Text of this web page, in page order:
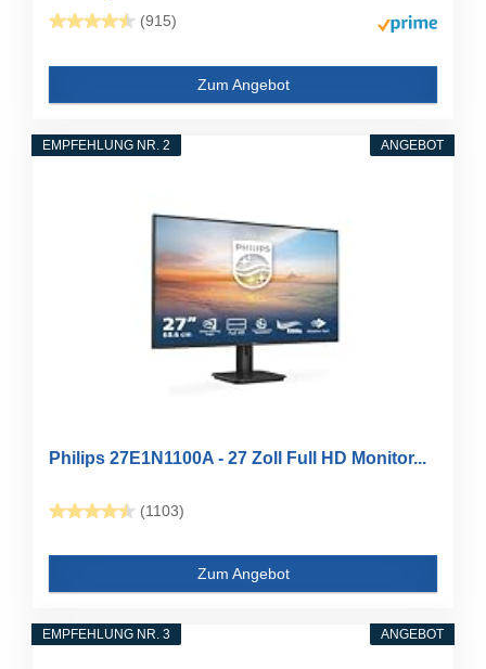
(915)
Zum Angebot
ANGEBOT
EMPFEHLUNG NR. 2
Philips 27E1N1100A - 27 Zoll Full HD Monitor...
(1103)
Zum Angebot
ANGEBOT
EMPFEHLUNG NR. 3